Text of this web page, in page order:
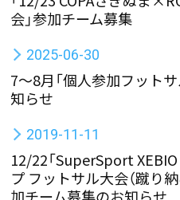
会」参加チーム募集
2025-06-30
7～8月「個人参加フット
知らせ
2019-11-11
12/22「SuperSport
プ フットサル大会（蹴り
加チーム募集のお知らせ